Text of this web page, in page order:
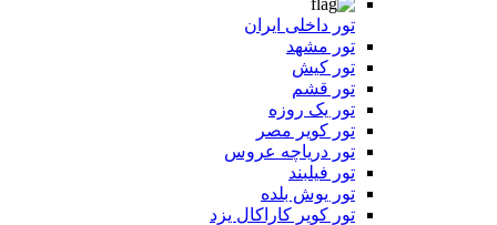
تور داخلی ایران
تور مشهد
تور کیش
تور قشم
تور یک روزه
تور کویر مصر
تور دریاچه عروس
تور فیلبند
تور یوش بلده
تور کویر کاراکال یزد